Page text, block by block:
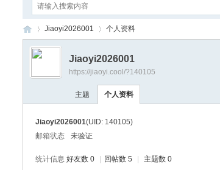
›
Jiaoyi2026001 个人资料
Jiaoyi2026001
https://jiaoyi.cool/?140105
主题 个人资料
Jiaoyi2026001(UID: 140105)
邮箱状态
未验证
统计信息 好友数 0 回帖数 5 主题数 0